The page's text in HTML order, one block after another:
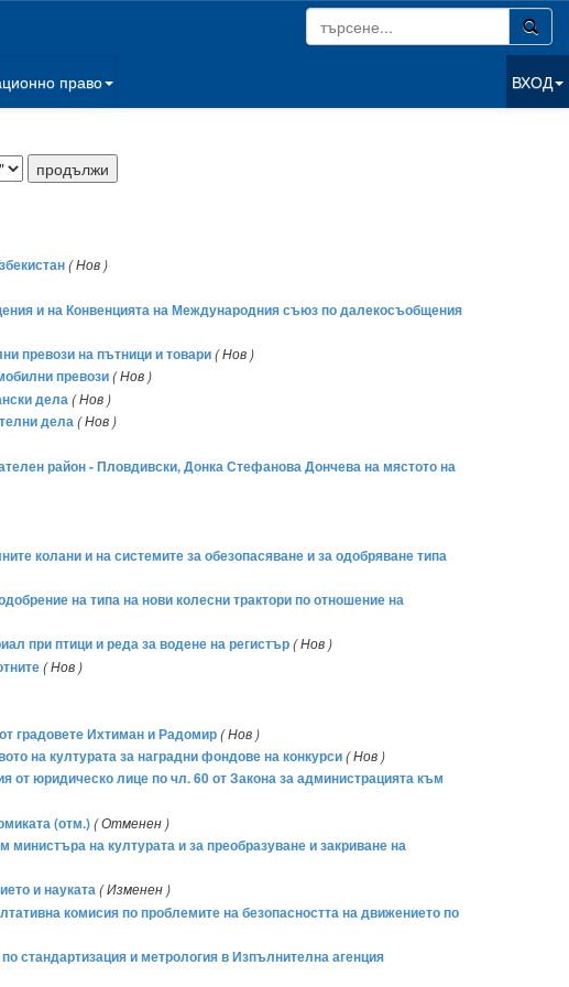
право
ВХОД
( Нов )
и на Конвенцията на Международния съюз по далекосъобщения
превози на пътници и товари( Нов )
превози( Нов )
дела( Нов )
дела( Нов )
район - Пловдивски, Донка Стефанова Дончева на мястото на
колани и на системите за обезопасяване и за одобряване типа
на типа на нови колесни трактори по отношение на
при птици и реда за водене на регистър( Нов )
( Нов )
градовете Ихтиман и Радомир( Нов )
на културата за наградни фондове на конкурси( Нов )
юридическо лице по чл. 60 от Закона за администрацията към
(отм.)( Отменен )
на културата и за преобразуване и закриване на
и науката( Изменен )
комисия по проблемите на безопасността на движението по
стандартизация и метрология в Изпълнителна агенция